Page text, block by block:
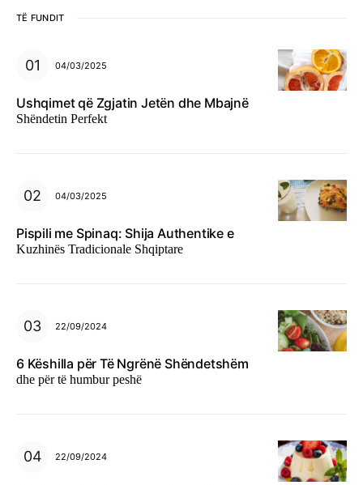
TË FUNDIT
04/03/2025
Ushqimet që Zgjatin Jetën dhe Mbajnë
Shëndetin Perfekt
04/03/2025
Pispili me Spinaq: Shija Authentike e
Kuzhinës Tradicionale Shqiptare
22/09/2024
6 Këshilla për Të Ngrënë Shëndetshëm
dhe për të humbur peshë
22/09/2024